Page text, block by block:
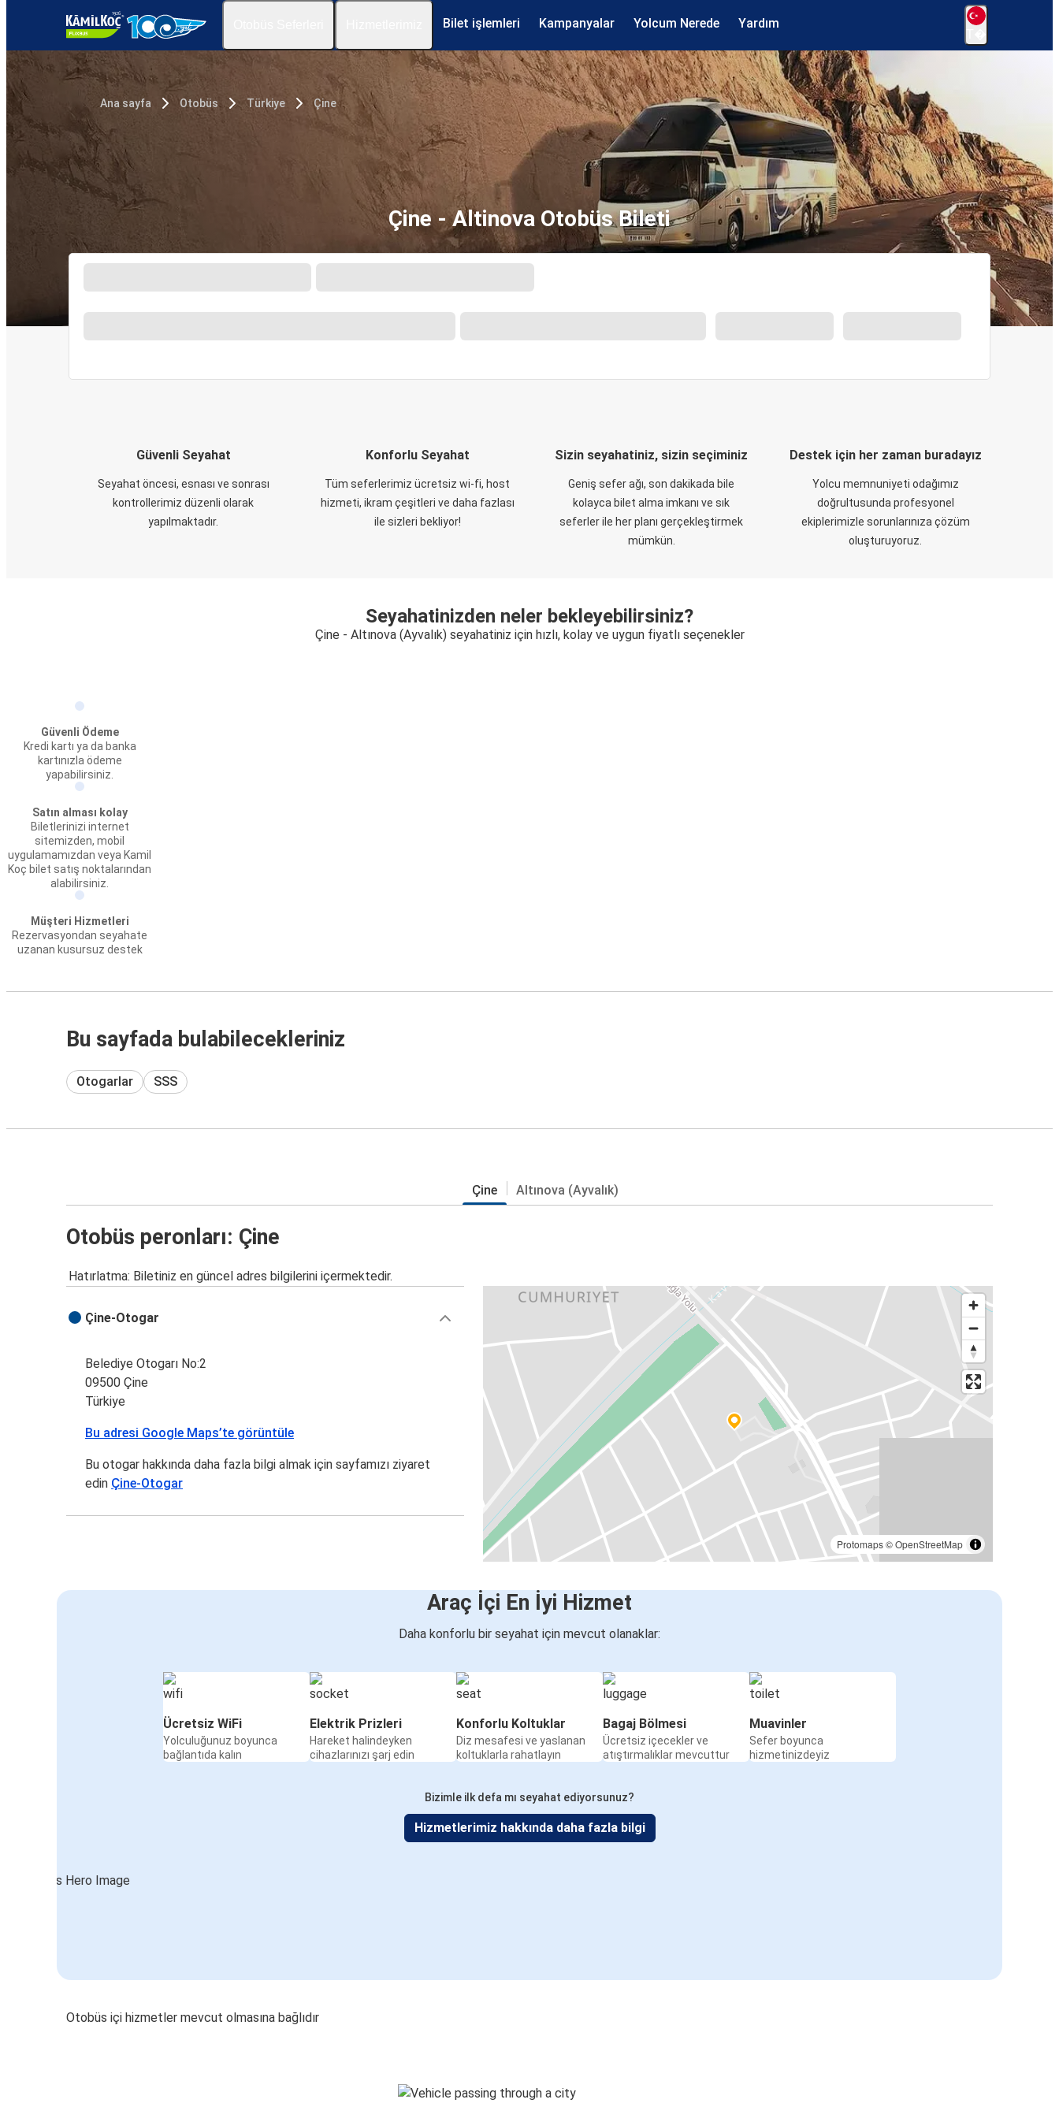
Bilet işlemleri Kampanyalar Yolcum Nerede Yardım
Ana sayfa Otobüs Türkiye Çine
Çine - Altinova Otobüs Bileti
Güvenli Seyahat
Seyahat öncesi, esnası ve sonrası
kontrollerimiz düzenli olarak
yapılmaktadır.
Konforlu Seyahat
Tüm seferlerimiz ücretsiz wi-fi, host
hizmeti, ikram çeşitleri ve daha fazlası
ile sizleri bekliyor!
Sizin seyahatiniz, sizin seçiminiz
Geniş sefer ağı, son dakikada bile
kolayca bilet alma imkanı ve sık
seferler ile her planı gerçekleştirmek
mümkün.
Destek için her zaman buradayız
Yolcu memnuniyeti odağımız
doğrultusunda profesyonel
ekiplerimizle sorunlarınıza çözüm
oluşturuyoruz.
Seyahatinizden neler bekleyebilirsiniz?
Çine - Altınova (Ayvalık) seyahatiniz için hızlı, kolay ve uygun fiyatlı seçenekler
Güvenli Ödeme
Kredi kartı ya da banka
kartınızla ödeme
yapabilirsiniz.
Satın alması kolay
Biletlerinizi internet
sitemizden, mobil
uygulamamızdan veya Kamil
Koç bilet satış noktalarından
alabilirsiniz.
Müşteri Hizmetleri
Rezervasyondan seyahate
uzanan kusursuz destek
Bu sayfada bulabilecekleriniz
Otogarlar SSS
Çine Altınova (Ayvalık)
Otobüs peronları: Çine
Hatırlatma: Biletiniz en güncel adres bilgilerini içermektedir.
Protomaps©OpenStreetMap
Çine-Otogar
Belediye Otogarı No:2
09500 Çine
Türkiye
Bu adresi Google Maps’te görüntüle
Bu otogar hakkında daha fazla bilgi almak için sayfamızı ziyaret
edin Çine-Otogar
Araç İçi En İyi Hizmet
Daha konforlu bir seyahat için mevcut olanaklar:
Ücretsiz WiFi
Yolculuğunuz boyunca
bağlantıda kalın
Elektrik Prizleri
Hareket halindeyken
cihazlarınızı şarj edin
Konforlu Koltuklar
Diz mesafesi ve yaslanan
koltuklarla rahatlayın
Bagaj Bölmesi
Ücretsiz içecekler ve
atıştırmalıklar mevcuttur
Muavinler
Sefer boyunca
hizmetinizdeyiz
Bizimle ilk defa mı seyahat ediyorsunuz?
Hizmetlerimiz hakkında daha fazla bilgi
Otobüs içi hizmetler mevcut olmasına bağlıdır